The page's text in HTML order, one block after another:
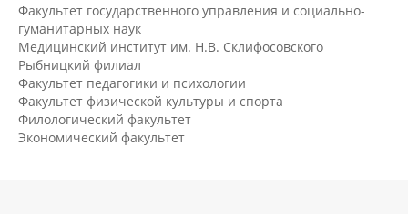
Факультет государственного управления и социально-
гуманитарных наук
Медицинский институт им. Н.В. Склифосовского
Рыбницкий филиал
Факультет педагогики и психологии
Факультет физической культуры и спорта
Филологический факультет
Экономический факультет